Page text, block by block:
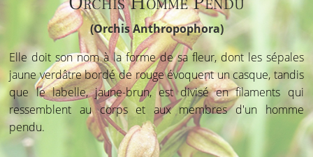
(Orchis Anthropophora)
Elle doit son nom à la forme de sa fleur, dont les sépales
jaune verdâtre bordé de rouge évoquent un casque, tandis
que le labelle, jaune-brun, est divisé en filaments qui
ressemblent au corps et aux membres d'un homme
pendu.